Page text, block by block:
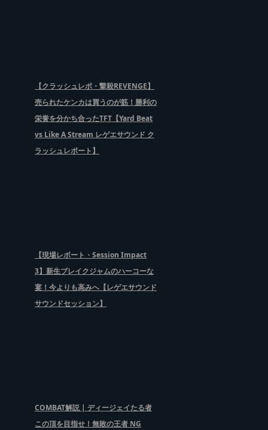
【クラッシュレポ・撃殺REVENGE】
売られたケンカは買うのが筋！勝利の
栄誉を分かち合ったTFT【Yard Beat
vs Like A Stream レゲエサウンド ク
ラッシュレポート】
【現場レポート・Session Impact
3】新生ブレイクジャムのハーコーな
宴！今よりも高みへ【レゲエサウンド
サウンドセッション】
COMBAT解説 | ディージェイたる者
この頂を目指せ！無敗の王者 NG